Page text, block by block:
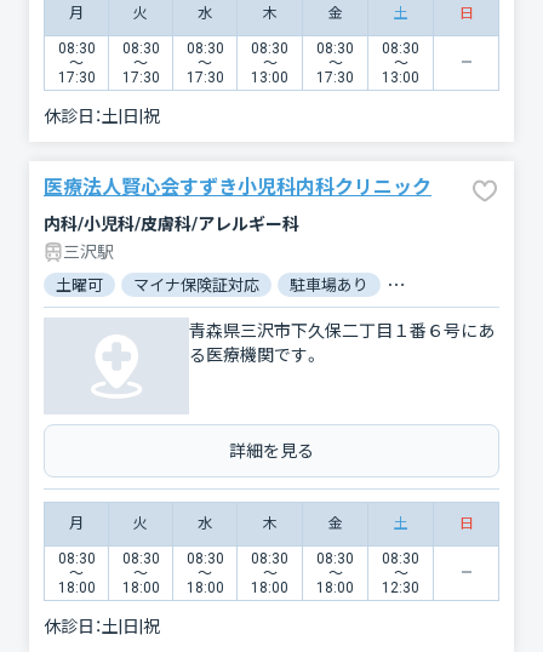
月 火 水 木 金 土 日
08:30
〜
17:30
08:30
〜
17:30
08:30
〜
17:30
08:30
〜
13:00
08:30
〜
17:30
08:30
〜
13:00
休診日：土|日|祝
医療法人賢心会すずき小児科内科クリニック
内科/小児科/皮膚科/アレルギー科
三沢駅
土曜可 マイナ保険証対応 駐車場あり バリアフリー
青森県三沢市下久保二丁目１番６号にあ
る医療機関です。
詳細を見る
月 火 水 木 金 土 日
08:30
〜
18:00
08:30
〜
18:00
08:30
〜
18:00
08:30
〜
18:00
08:30
〜
18:00
08:30
〜
12:30
休診日：土|日|祝